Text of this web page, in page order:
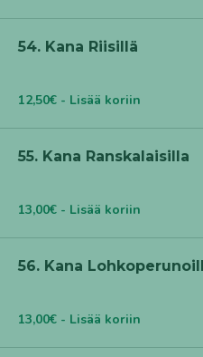
54. Kana Riisillä
12,50€ - Lisää koriin
55. Kana Ranskalaisilla
13,00€ - Lisää koriin
56. Kana
13,00€ - Lisää koriin